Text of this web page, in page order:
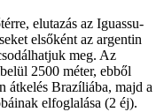
elutazás az Iguassu-
elsőként az argentin
meg. Az
2500 méter, ebből
átkelés Brazíliába, majd a
elfoglalása (2 éj).